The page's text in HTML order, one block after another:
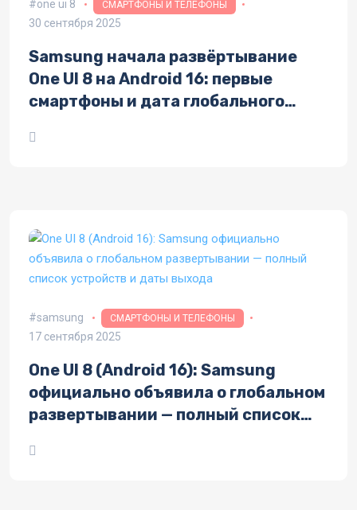
one ui 8 СМАРТФОНЫ И ТЕЛЕФОНЫ
30 сентября 2025
Samsung начала развёртывание
One UI 8 на Android 16: первые
смартфоны и дата глобального
samsung СМАРТФОНЫ И ТЕЛЕФОНЫ
17 сентября 2025
One UI 8 (Android 16): Samsung
официально объявила о глобальном
развертывании — полный список